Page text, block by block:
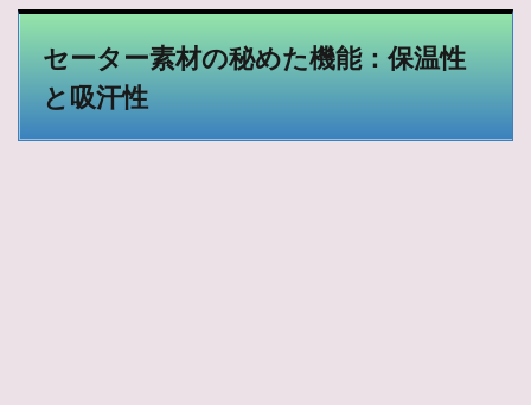
セーター素材の秘めた機能：保温性
と吸汗性